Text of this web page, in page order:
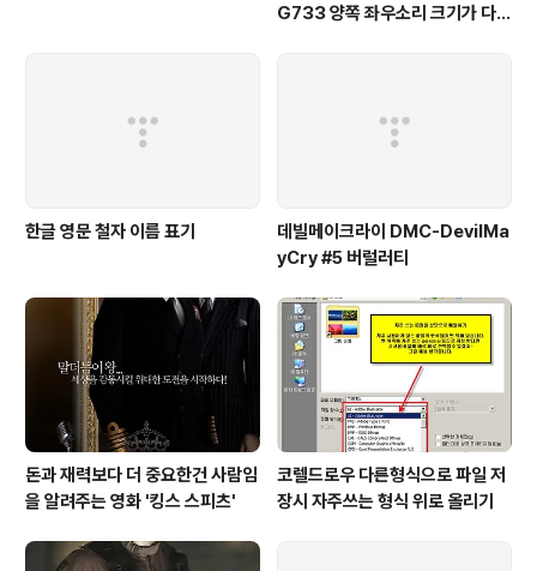
G733 양쪽 좌우소리 크기가 다르
한글 영문 철자 이름 표기
데빌메이크라이 DMC-DevilMa
yCry #5 버럴러티
돈과 재력보다 더 중요한건 사람임
을 알려주는 영화 '킹스 스피츠'
코렐드로우 다른형식으로 파일 저
장시 자주쓰는 형식 위로 올리기